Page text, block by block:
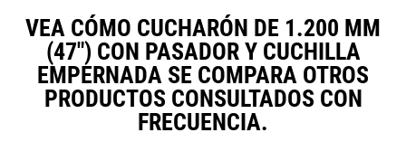
VEA CÓMO CUCHARÓN DE 1.200 MM
(47") CON PASADOR Y CUCHILLA
EMPERNADA SE COMPARA OTROS
PRODUCTOS CONSULTADOS CON
FRECUENCIA.